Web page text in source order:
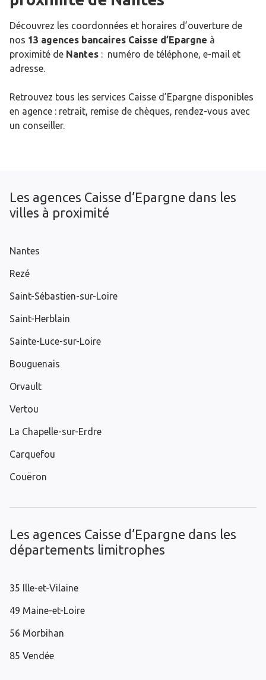
Découvrez les coordonnées et horaires d’ouverture de
nos 13 agences bancaires Caisse d’Epargne à
proximité de Nantes : numéro de téléphone, e-mail et
adresse.
Retrouvez tous les services Caisse d’Epargne disponibles
en agence : retrait, remise de chèques, rendez-vous avec
un conseiller.
Les agences Caisse d’Epargne dans les
villes à proximité
Nantes
Rezé
Saint-Sébastien-sur-Loire
Saint-Herblain
Sainte-Luce-sur-Loire
Bouguenais
Orvault
Vertou
La Chapelle-sur-Erdre
Carquefou
Couëron
Les agences Caisse d’Epargne dans les
départements limitrophes
35 Ille-et-Vilaine
49 Maine-et-Loire
56 Morbihan
85 Vendée